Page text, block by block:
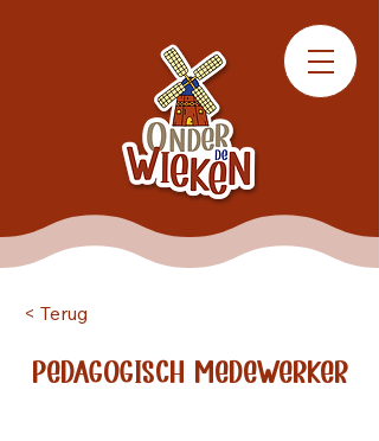
< Terug
Pedagogisch medewerker